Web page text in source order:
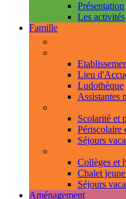
Présentation
Les activités
Famille
Lieu
Ludothèque
Assistantes
Scolarité et
Périscolaire
Séjours
Collèges et
Chalet
Séjours
Aménagement